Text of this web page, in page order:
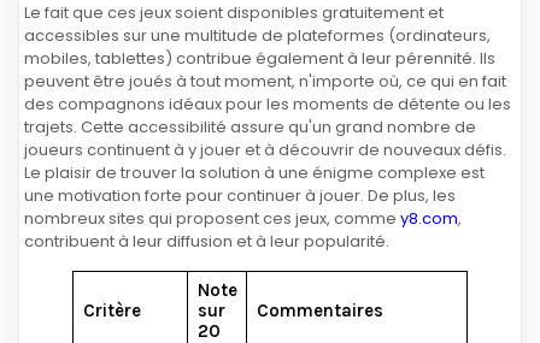
Le fait que ces jeux soient disponibles gratuitement et
accessibles sur une multitude de plateformes (ordinateurs,
mobiles, tablettes) contribue également à leur pérennité. Ils
peuvent être joués à tout moment, n'importe où, ce qui en fait
des compagnons idéaux pour les moments de détente ou les
trajets. Cette accessibilité assure qu'un grand nombre de
joueurs continuent à y jouer et à découvrir de nouveaux défis.
Le plaisir de trouver la solution à une énigme complexe est
une motivation forte pour continuer à jouer. De plus, les
nombreux sites qui proposent ces jeux, comme y8.com,
contribuent à leur diffusion et à leur popularité.
Critère
Note
sur
20
Commentaires